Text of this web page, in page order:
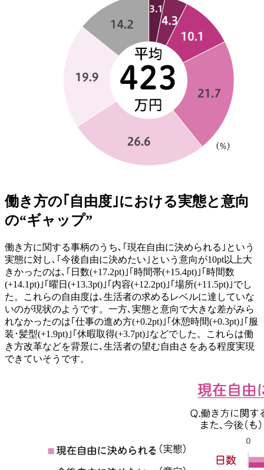
働き方の｢自由度｣における実態と意向
の“ギャップ”
働き方に関する事柄のうち､｢現在自由に決められる｣という
実態に対し､｢今後自由に決めたい｣という意向が10pt以上大
きかったのは､｢日数(+17.2pt)｣｢時間帯(+15.4pt)｣｢時間数
(+14.1pt)｣｢曜日(+13.3pt)｣｢内容(+12.2pt)｣｢場所(+11.5pt)｣でし
た。これらの自由度は､生活者の求めるレベルに達していな
いのが現状のようです。一方､実態と意向で大きな差がみら
れなかったのは｢仕事の進め方(+0.2pt)｣｢休憩時間(+0.3pt)｣｢服
装･髪型(+1.9pt)｣｢休暇取得(+3.7pt)｣などでした。これらは働
き方改革などを背景に､生活者の望む自由さをある程度実現
できていそうです。